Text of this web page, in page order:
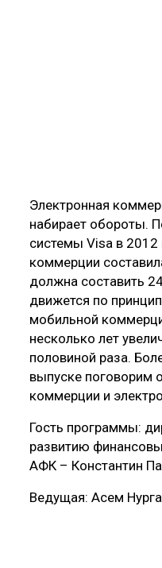
Электронная
набирает обороты.
системы Visa в 2012
коммерции
должна составить
движется по
мобильной
несколько лет
половиной раза.
выпуске поговорим
коммерции и
Гость программы:
развитию
АФК – Константин
Ведущая: Асем